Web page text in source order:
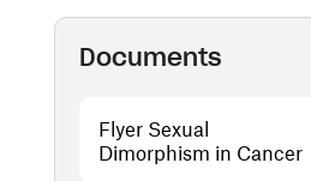
Documents
Flyer Sexual
Dimorphism in Cancer